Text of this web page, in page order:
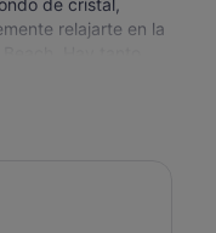
de cristal,
relajarte en la
un día